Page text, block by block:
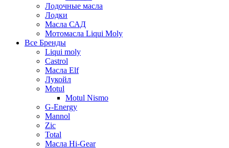
Лодочные масла
Лодки
Масла САД
Мотомасла Liqui Moly
Все Бренды
Liqui moly
Castrol
Масла Elf
Лукойл
Motul
Motul Nismo
G-Energy
Mannol
Zic
Total
Масла Hi-Gear